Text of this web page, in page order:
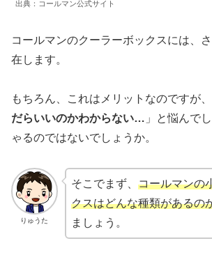
出典：コールマン公式サイト
コールマンのクーラーボックスには、
在します。
もちろん、これはメリットなのですが、
だらいいのかわからない… 」と悩んで
ゃるのではないでしょうか。
りゅうた
そこでまず、 コールマンの
クスはどんな種類があるの
ましょう。